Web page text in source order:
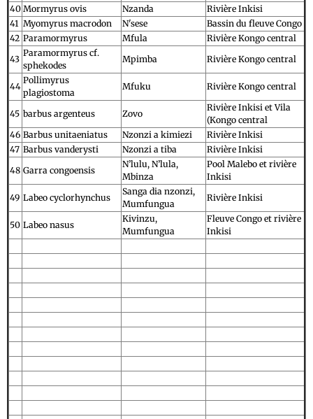
40 Mormyrus ovis Nzanda
Rivière Inkisi
41 Myomyrus macrodon N'sese
Bassin du fleuve Congo
42 Paramormyrus Mfula
Rivière Kongo central
43
Paramormyrus cf.
sphekodes
Mpimba Rivière Kongo central
44
Pollimyrus
plagiostoma
Mfuku Rivière Kongo central
45 barbus argenteus Zovo
Rivière Inkisi et Vila
(Kongo central
46 Barbus unitaeniatus Nzonzi a kimiezi
Rivière Inkisi
47 Barbus vanderysti Nzonzi a tiba
Rivière Inkisi
48 Garra congoensis
N’lulu, N’lula,
Mbinza
Pool Malebo et rivière
Inkisi
49 Labeo cyclorhynchus
Sanga dia nzonzi,
Mumfungua
Rivière Inkisi
50 Labeo nasus
Kivinzu,
Mumfungua
Fleuve Congo et rivière
Inkisi